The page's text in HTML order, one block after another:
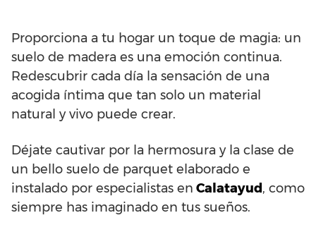
Proporciona a tu hogar un toque de magia: un
suelo de madera es una emoción continua.
Redescubrir cada día la sensación de una
acogida íntima que tan solo un material
natural y vivo puede crear.
Déjate cautivar por la hermosura y la clase de
un bello suelo de parquet elaborado e
instalado por especialistas en Calatayud , como
siempre has imaginado en tus sueños.